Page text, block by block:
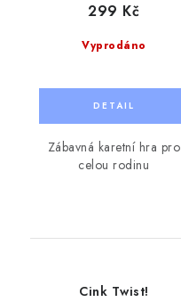
Vyprodáno
299 Kč
Zábavná karetní hra pro
celou rodinu
Cink Twist!